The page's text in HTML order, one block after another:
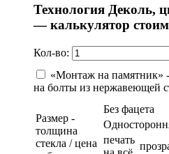
Технология Деколь,
— калькулятор
Кол-во:
«Монтаж на памятник»
на болты из нержавеющей
Размер -
толщина
стекла / цена
Без фацета
печать